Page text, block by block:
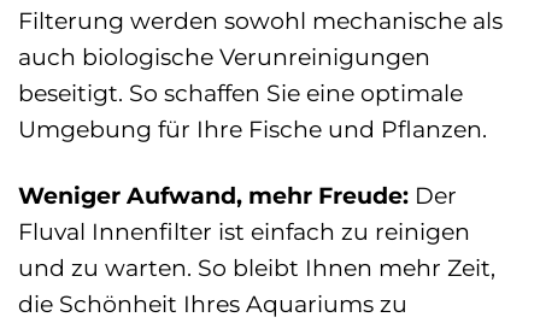
Filterung werden sowohl mechanische als
auch biologische Verunreinigungen
beseitigt. So schaffen Sie eine optimale
Umgebung für Ihre Fische und Pflanzen.
Weniger Aufwand, mehr Freude: Der
Fluval Innenfilter ist einfach zu reinigen
und zu warten. So bleibt Ihnen mehr Zeit,
die Schönheit Ihres Aquariums zu